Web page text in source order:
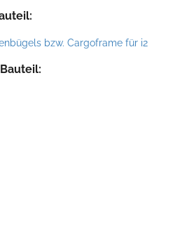
bzw. Cargoframe für i2